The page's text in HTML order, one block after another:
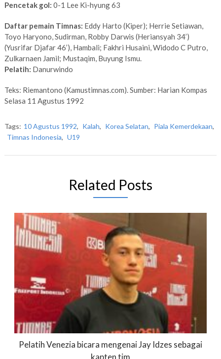
Pencetak gol: 0-1 Lee Ki-hyung 63
Daftar pemain Timnas: Eddy Harto (Kiper); Herrie Setiawan,
Toyo Haryono, Sudirman, Robby Darwis (Heriansyah 34’)
(Yusrifar Djafar 46’), Hambali; Fakhri Husaini, Widodo C Putro,
Zulkarnaen Jamil; Mustaqim, Buyung Ismu.
Pelatih: Danurwindo
Teks: Riemantono (Kamustimnas.com). Sumber: Harian Kompas
Selasa 11 Agustus 1992
Tags: 10 Agustus 1992, Kalah, Korea Selatan, Piala Kemerdekaan,
Timnas Indonesia, U19
Related Posts
Pelatih Venezia bicara mengenai Jay Idzes sebagai
kapten tim